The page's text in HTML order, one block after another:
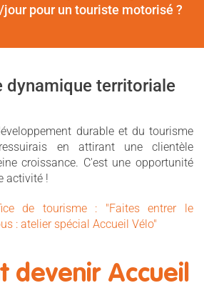
jour pour un touriste motorisé ?
dynamique territoriale
durable et du tourisme
en attirant une clientèle
croissance. C'est une opportunité
activité !
de tourisme : "Faites entrer le
: atelier spécial Accueil Vélo"
devenir Accueil